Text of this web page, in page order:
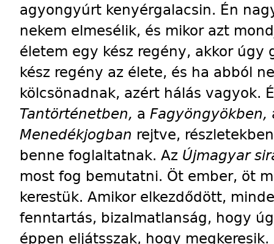
agyongyúrt kenyérgalacsin. Én
nekem elmesélik, és mikor azt
életem egy kész regény, akkor
kész regény az élete, és ha abból
kölcsönadnak, azért hálás vagyok.
Tantörténetben, a Fagyöngyökben,
Menedékjogban rejtve,
benne foglaltatnak. Az Újmagyar
most fog bemutatni. Öt ember, öt
kerestük. Amikor elkezdődött,
fenntartás, bizalmatlanság, hogy
éppen eljátsszak, hogy